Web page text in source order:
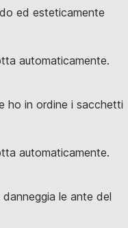
ed esteticamente
automaticamente.
ho in ordine i sacchetti
automaticamente.
le ante del